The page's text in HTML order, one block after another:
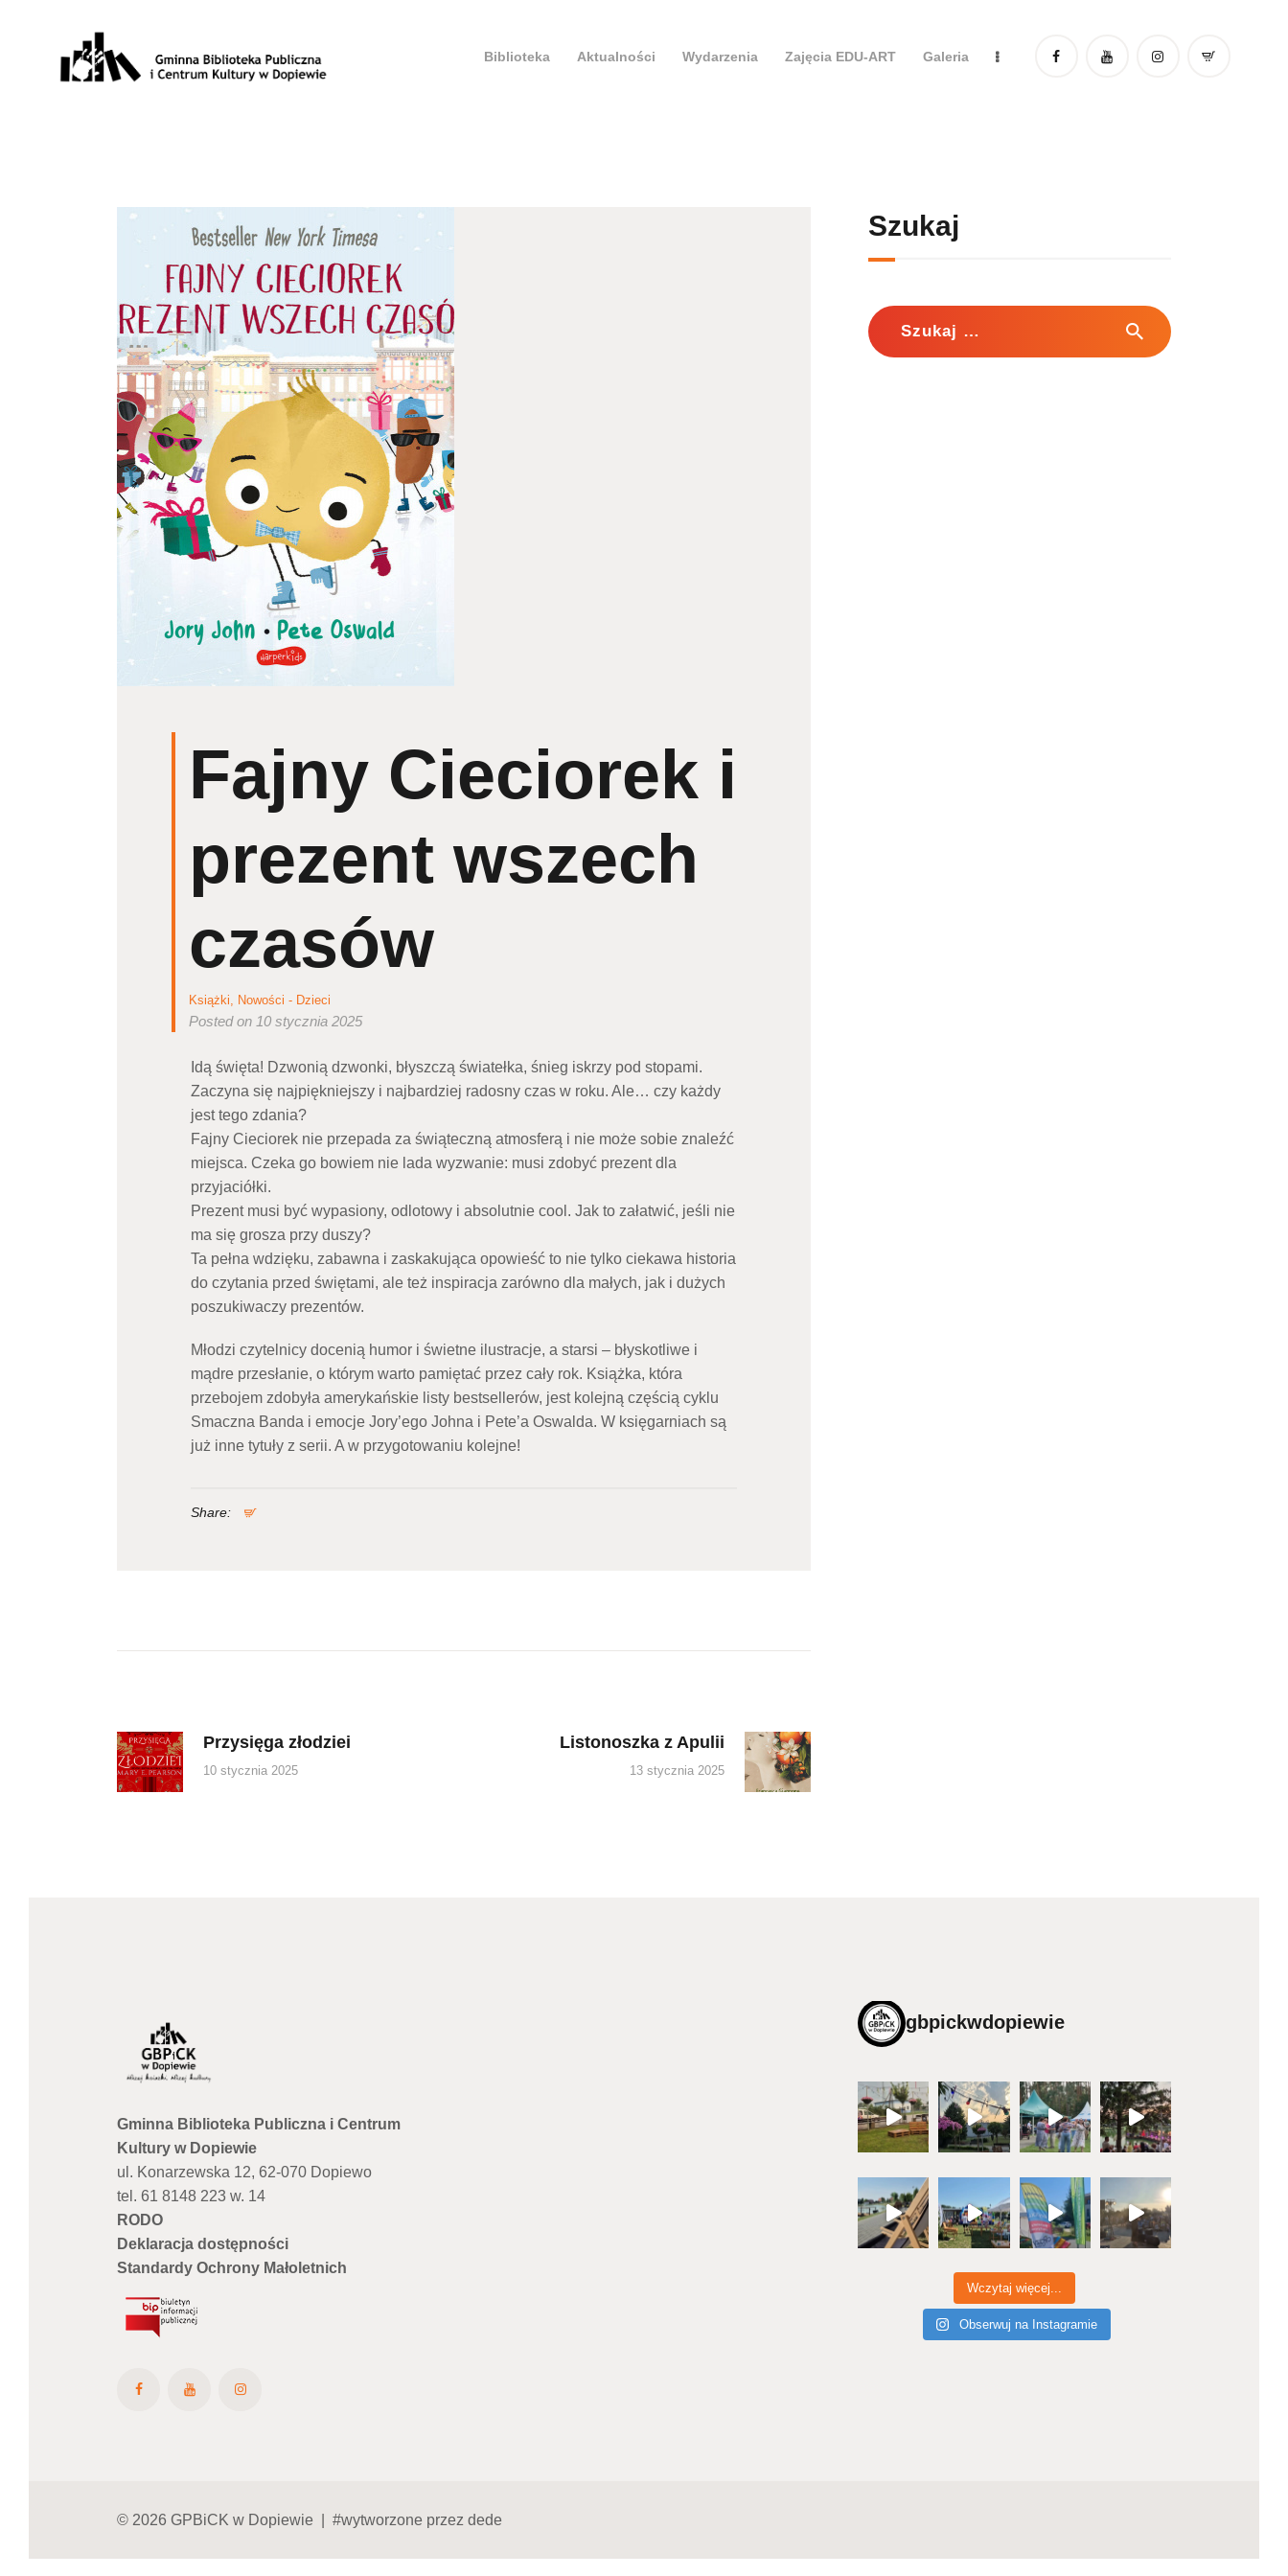
Biblioteka Aktualności Wydarzenia Zajęcia EDU-ART Galeria
Fajny Cieciorek i
prezent wszech
czasów
Książki Nowości - Dzieci
Posted on 10 stycznia 2025
Idą święta! Dzwonią dzwonki, błyszczą światełka, śnieg iskrzy pod stopami.
Zaczyna się najpiękniejszy i najbardziej radosny czas w roku. Ale… czy każdy
jest tego zdania?
Fajny Cieciorek nie przepada za świąteczną atmosferą i nie może sobie znaleźć
miejsca. Czeka go bowiem nie lada wyzwanie: musi zdobyć prezent dla
przyjaciółki.
Prezent musi być wypasiony, odlotowy i absolutnie cool. Jak to załatwić, jeśli nie
ma się grosza przy duszy?
Ta pełna wdzięku, zabawna i zaskakująca opowieść to nie tylko ciekawa historia
do czytania przed świętami, ale też inspiracja zarówno dla małych, jak i dużych
poszukiwaczy prezentów.
Młodzi czytelnicy docenią humor i świetne ilustracje, a starsi – błyskotliwe i
mądre przesłanie, o którym warto pamiętać przez cały rok. Książka, która
przebojem zdobyła amerykańskie listy bestsellerów, jest kolejną częścią cyklu
Smaczna Banda i emocje Jory’ego Johna i Pete’a Oswalda. W księgarniach są
już inne tytuły z serii. A w przygotowaniu kolejne!
Share:
wpisuPrevious
post:
Przysięga złodziei
10 stycznia 2025
Next
post:
Listonoszka z Apulii
13 stycznia 2025
Szukaj
Szukaj:
Gminna Biblioteka Publiczna i Centrum
Kultury w Dopiewie
ul. Konarzewska 12, 62-070 Dopiewo
tel. 61 8148 223 w. 14
RODO
Deklaracja dostępności
Standardy Ochrony Małoletnich
gbpickwdopiewie
Wczytaj więcej...
Obserwuj na Instagramie
© 2026 GPBiCK w Dopiewie | #wytworzone przez dede